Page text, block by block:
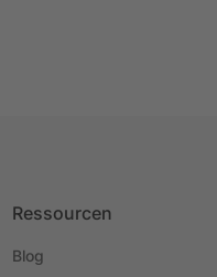
Ressourcen
Blog